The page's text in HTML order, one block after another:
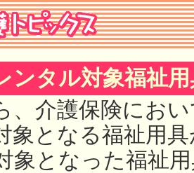
ンタル対象福祉
、介護保険にお
象となる福祉用
象となった福祉